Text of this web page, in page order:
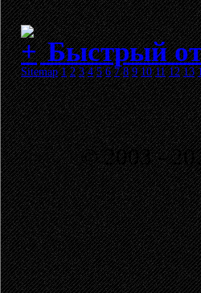
Быстрый
Sitemap 1 2 3 4 5 6 7 8 9 10 11 12 13
© 2003 -